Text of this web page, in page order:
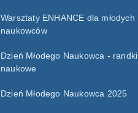
Warsztaty ENHANCE dla młodych
naukowców
Dzień Młodego Naukowca - randki
naukowe
Dzień Młodego Naukowca 2025